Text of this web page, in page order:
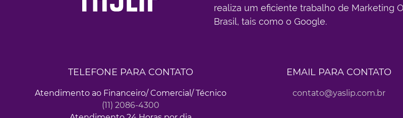
realiza um eficiente trabalho de Marketing
Brasil, tais como o Google.
TELEFONE PARA CONTATO
Atendimento ao Financeiro/ Comercial/ Técnico
(11) 2086-4300
EMAIL PARA CONTATO
contato@yaslip.com.br